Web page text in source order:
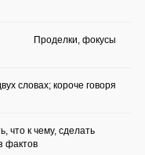
Проделки, фокусы
словах; короче говоря
что к чему, сделать
фактов